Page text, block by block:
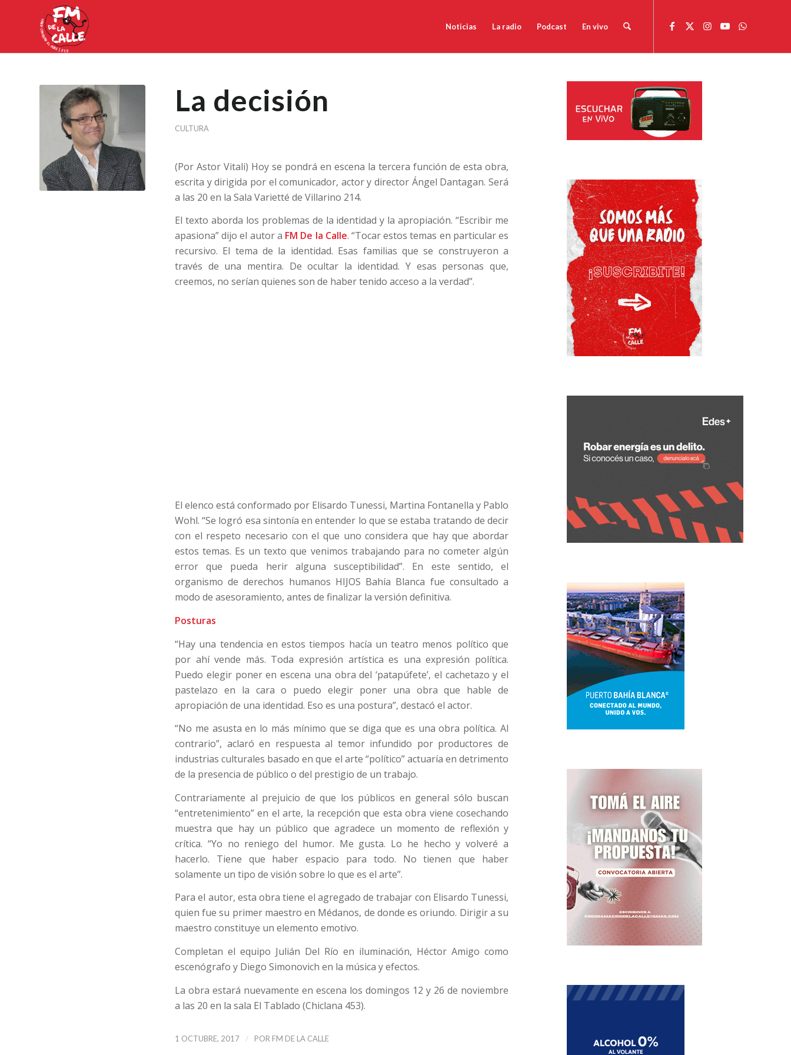
Noticias La radio Podcast En vivo
La decisión
CULTURA
(Por Astor Vitali) Hoy se pondrá en escena la tercera función de esta obra,
escrita y dirigida por el comunicador, actor y director Ángel Dantagan. Será
a las 20 en la Sala Varietté de Villarino 214.
El texto aborda los problemas de la identidad y la apropiación. “Escribir me
apasiona” dijo el autor a FM De la Calle. “Tocar estos temas en particular es
recursivo. El tema de la identidad. Esas familias que se construyeron a
través de una mentira. De ocultar la identidad. Y esas personas que,
creemos, no serían quienes son de haber tenido acceso a la verdad”.
El elenco está conformado por Elisardo Tunessi, Martina Fontanella y Pablo
Wohl. “Se logró esa sintonía en entender lo que se estaba tratando de decir
con el respeto necesario con el que uno considera que hay que abordar
estos temas. Es un texto que venimos trabajando para no cometer algún
error que pueda herir alguna susceptibilidad”. En este sentido, el
organismo de derechos humanos HIJOS Bahía Blanca fue consultado a
modo de asesoramiento, antes de finalizar la versión definitiva.
Posturas
“Hay una tendencia en estos tiempos hacía un teatro menos político que
por ahí vende más. Toda expresión artística es una expresión política.
Puedo elegir poner en escena una obra del ‘patapúfete’, el cachetazo y el
pastelazo en la cara o puedo elegir poner una obra que hable de
apropiación de una identidad. Eso es una postura”, destacó el actor.
“No me asusta en lo más mínimo que se diga que es una obra política. Al
contrario”, aclaró en respuesta al temor infundido por productores de
industrias culturales basado en que el arte “político” actuaría en detrimento
de la presencia de público o del prestigio de un trabajo.
Contrariamente al prejuicio de que los públicos en general sólo buscan
“entretenimiento” en el arte, la recepción que esta obra viene cosechando
muestra que hay un público que agradece un momento de reflexión y
crítica. “Yo no reniego del humor. Me gusta. Lo he hecho y volveré a
hacerlo. Tiene que haber espacio para todo. No tienen que haber
solamente un tipo de visión sobre lo que es el arte”.
Para el autor, esta obra tiene el agregado de trabajar con Elisardo Tunessi,
quien fue su primer maestro en Médanos, de donde es oriundo. Dirigir a su
maestro constituye un elemento emotivo.
Completan el equipo Julián Del Río en iluminación, Héctor Amigo como
escenógrafo y Diego Simonovich en la música y efectos.
La obra estará nuevamente en escena los domingos 12 y 26 de noviembre
a las 20 en la sala El Tablado (Chiclana 453).
1 OCTUBRE, 2017 / POR FM DE LA CALLE